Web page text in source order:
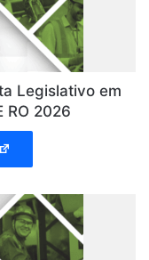
Legislativo em
RO 2026